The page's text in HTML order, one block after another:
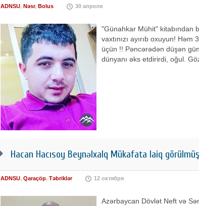
ADNSU, Nəsr, Bolus 30 апреля
"Günahkar Mühit" kitabından
vaxtınızı ayırıb oxuyun!
üçün !! Pəncərədən düşən
dünyanı əks etdirirdi, oğul.
Hacan Hacısoy Beynəlxalq Mükafata laiq
ADNSU, Qaraçöp, Təbriklər 12 октября
Azərbaycan Dövlət Neft və